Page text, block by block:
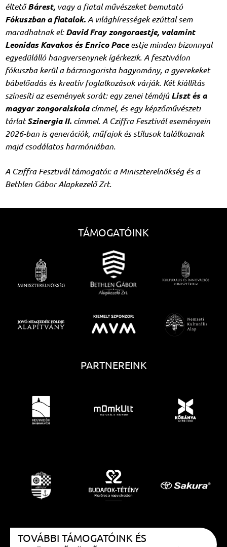
éltetőBárest, vagy a fiatal művészeket bemutató
Fókuszban a fiatalok.A világhírességek ezúttal sem
maradhatnak el:David Fray zongoraestje, valamint
Leonidas Kavakos és Enrico Paceestje minden bizonnyal
egyedülálló hangversenynek ígérkezik. A fesztiválon
fókuszba kerül a bárzongorista hagyomány, a gyerekeket
bábelőadás és kreatív foglalkozások várják. Két kiállítás
színesíti az események sorát: egy zenei témájúLiszt és a
magyar zongoraiskolacímmel, és egy képzőművészeti
tárlatSzinergia II. címmel. A Cziffra Fesztivál eseményein
2026-ban is generációk, műfajok és stílusok találkoznak
majd csodálatos harmóniában.
A Cziffra Fesztivál támogatói: a Miniszterelnökség és a
Bethlen Gábor Alapkezelő Zrt.
TÁMOGATÓINK
PARTNEREINK
TOVÁBBI TÁMOGATÓINK ÉS